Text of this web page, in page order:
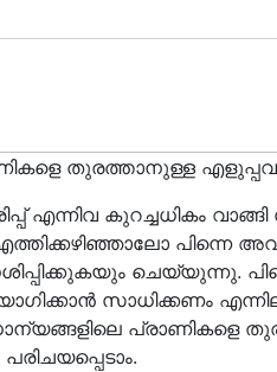
തുരത്താനുള്ള
എന്നിവ കുറച്ചധികം
പിന്നെ
ചെയ്യുന്നു.
സാധിക്കണം
പ്രാണികളെ